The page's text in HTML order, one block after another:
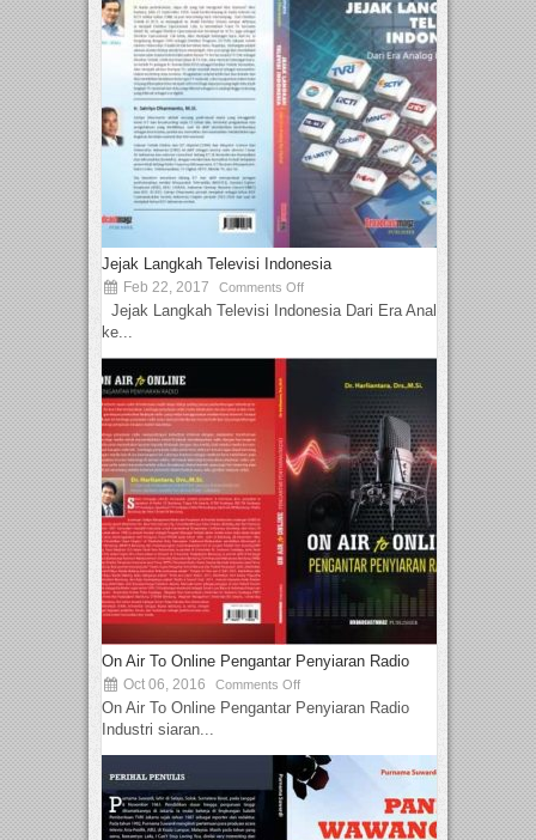
Jejak Langkah Televisi Indonesia
Feb 22, 2017 Comments Off
Jejak Langkah Televisi Indonesia Dari Era Analog
ke...
On Air To Online Pengantar Penyiaran Radio
Oct 06, 2016 Comments Off
On Air To Online Pengantar Penyiaran Radio
Industri siaran...